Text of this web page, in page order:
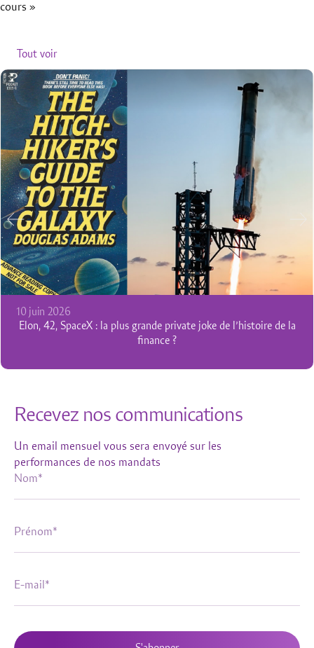
cours »
Tout voir
20 mai 2026
L’or redevient monnaie des monnaie
Recevez nos communications
Un email mensuel vous sera envoyé sur les
performances de nos mandats